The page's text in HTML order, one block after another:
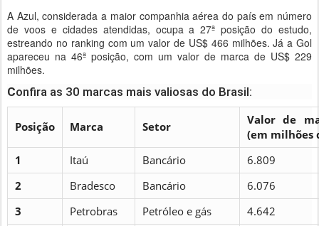
A Azul, considerada a maior companhia aérea do país em número
de voos e cidades atendidas, ocupa a 27ª posição do estudo,
estreando no ranking com um valor de US$ 466 milhões. Já a Gol
apareceu na 46ª posição, com um valor de marca de US$ 229
milhões.
Confira as 30 marcas mais valiosas do Brasil:
Posição Marca Setor
Valor de
(em milhões
1
Itaú Bancário
6.809
2
Bradesco Bancário
6.076
3
Petrobras Petróleo e gás 4.642